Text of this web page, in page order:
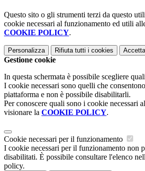
Questo sito o gli strumenti terzi da questo
cookie necessari al funzionamento ed utili
COOKIE POLICY.
Personalizza Rifiuta tutti i cookies
Gestione cookie
In questa schermata è possibile scegliere
I cookie necessari sono quelli che
piattaforma e non è possibile disabilitarli.
Per conoscere quali sono i cookie necessari
visionare la COOKIE POLICY.
Cookie necessari per il funzionamento
I cookie necessari per il funzionamento non
disabilitati. È possibile consultare l'elenco
policy.